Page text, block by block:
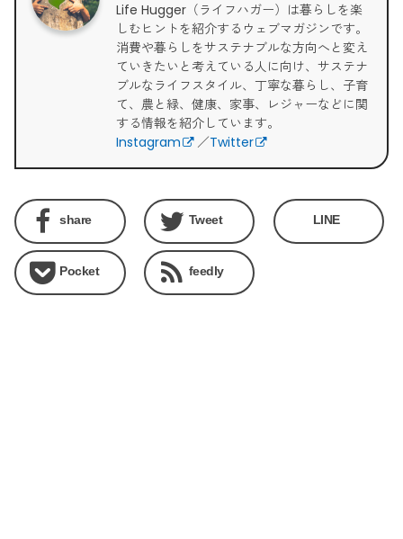
Life Hugger（ライフハガー）は暮らしを楽
しむヒントを紹介するウェブマガジンです。
消費や暮らしをサステナブルな方向へと変え
ていきたいと考えている人に向け、サステナ
ブルなライフスタイル、丁寧な暮らし、子育
て、農と緑、健康、家事、レジャーなどに関
する情報を紹介しています。
Instagram
／Twitter
share Tweet LINE
Pocket feedly